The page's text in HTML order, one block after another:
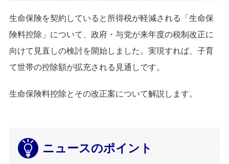
生命保険を契約していると所得税が軽減される「生命保
険料控除」について、政府・与党が来年度の税制改正に
向けて見直しの検討を開始しました。実現すれば、子育
て世帯の控除額が拡充される見通しです。
生命保険料控除とその改正案について解説します。
ニュースのポイント